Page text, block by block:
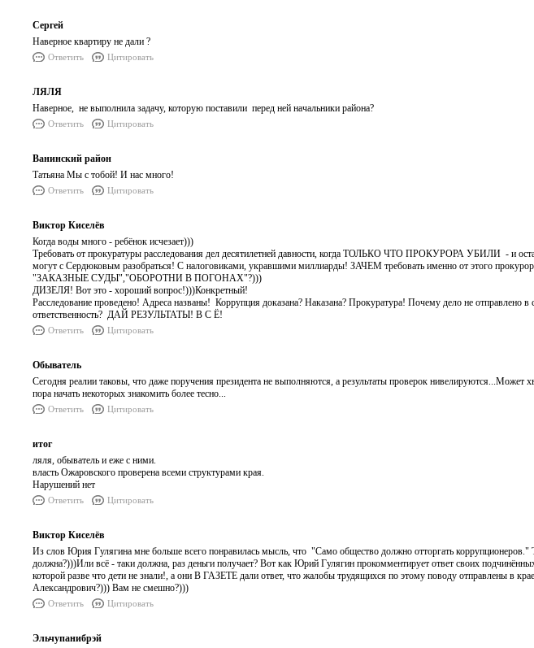
Сергей
Наверное квартиру не дали ?
Ответить Цитировать
ЛЯЛЯ
Наверное, не выполнила задачу, которую поставили перед ней начальники района?
Ответить Цитировать
Ванинский район
Татьяна Мы с тобой! И нас много!
Ответить Цитировать
Виктор Киселёв
Когда воды много - ребёнок исчезает)))
Требовать от прокуратуры расследования дел десятилетней давности, когда ТОЛЬКО ЧТО ПРОКУРОРА УБИЛИ - и
могут с Сердюковым разобраться! С налоговиками, укравшими миллиарды! ЗАЧЕМ требовать именно от этого
"ЗАКАЗНЫЕ СУДЫ","ОБОРОТНИ В ПОГОНАХ"?)))
ДИЗЕЛЯ! Вот это - хороший вопрос!)))Конкретный!
Расследование проведено! Адреса названы! Коррупция доказана? Наказана? Прокуратура! Почему дело не отправлено в
ответственность? ДАЙ РЕЗУЛЬТАТЫ! В С Ё!
Ответить Цитировать
Обыватель
Сегодня реалии таковы, что даже поручения президента не выполняются, а результаты проверок нивелируются...Может
пора начать некоторых знакомить более тесно...
Ответить Цитировать
итог
ляля, обыватель и еже с ними.
власть Ожаровского проверена всеми структурами края.
Нарушений нет
Ответить Цитировать
Виктор Киселёв
Из слов Юрия Гулягина мне больше всего понравилась мысль, что "Само общество должно отторгать
должна?)))Или всё - таки должна, раз деньги получает? Вот как Юрий Гулягин прокомментирует ответ своих
которой разве что дети не знали!, а они В ГАЗЕТЕ дали ответ, что жалобы трудящихся по этому поводу
Александрович?))) Вам не смешно?)))
Ответить Цитировать
Эльчупанибрэй